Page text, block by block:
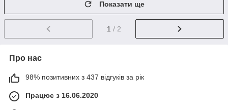
Показати ще
1 / 2
Про нас
98% позитивних з 437 відгуків за рік
Працює з 16.06.2020